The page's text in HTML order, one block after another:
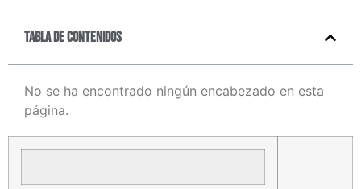
Tabla de contenidos
No se ha encontrado ningún encabezado en esta
página.